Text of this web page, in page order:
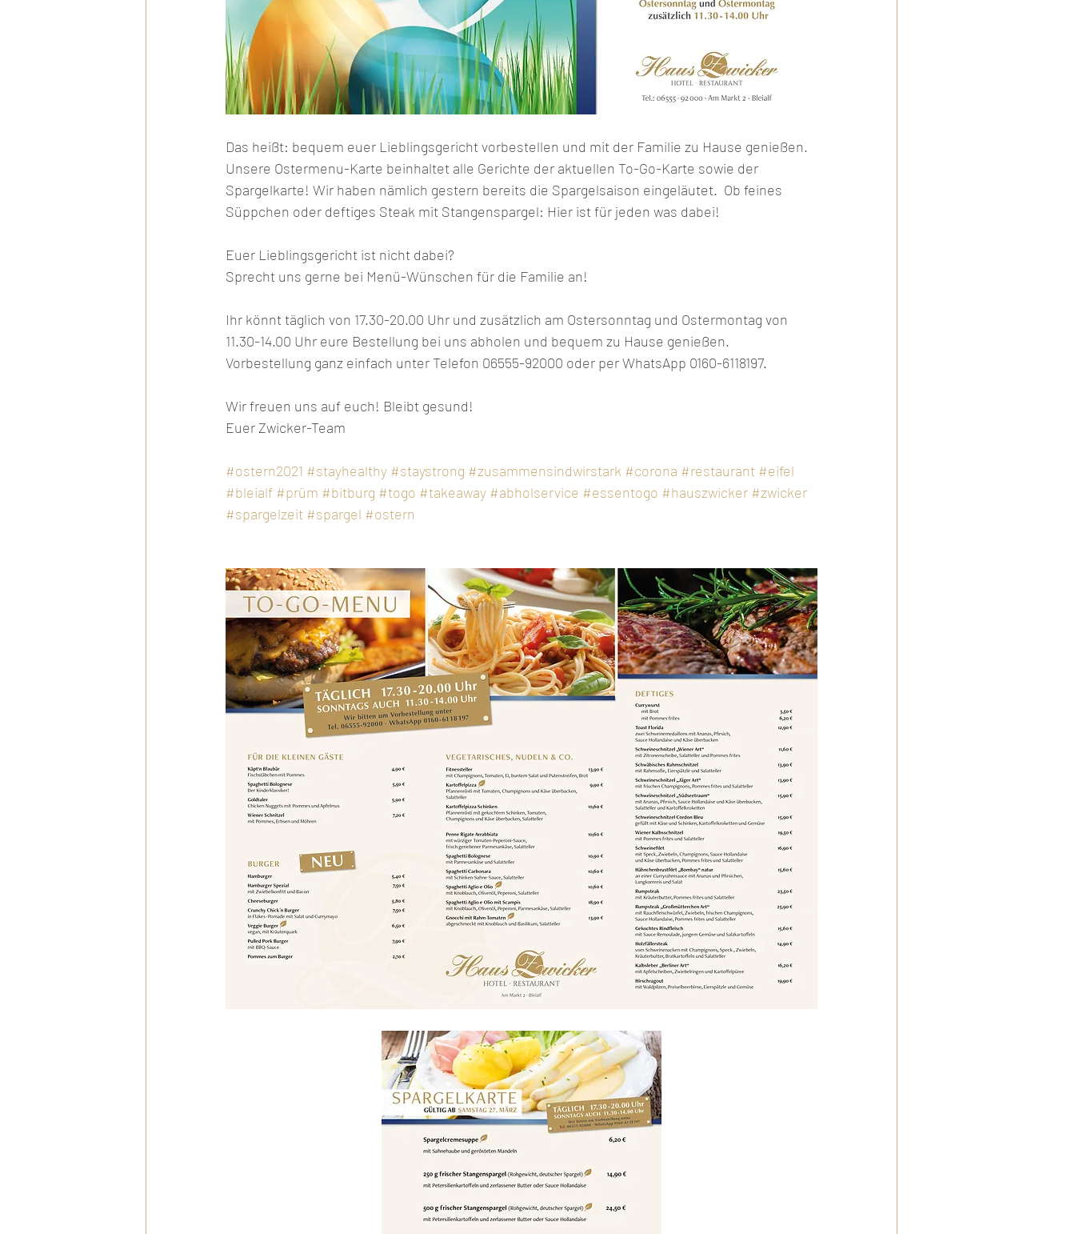
Das heißt: bequem euer Lieblingsgericht vorbestellen und mit der Familie zu Hause genießen.
Unsere Ostermenu-Karte beinhaltet alle Gerichte der aktuellen To-Go-Karte sowie der
Spargelkarte! Wir haben nämlich gestern bereits die Spargelsaison eingeläutet.  Ob feines
Süppchen oder deftiges Steak mit Stangenspargel: Hier ist für jeden was dabei!
Euer Lieblingsgericht ist nicht dabei?
Sprecht uns gerne bei Menü-Wünschen für die Familie an!
Ihr könnt täglich von 17.30-20.00 Uhr und zusätzlich am Ostersonntag und Ostermontag von
11.30-14.00 Uhr eure Bestellung bei uns abholen und bequem zu Hause genießen.
Vorbestellung ganz einfach unter Telefon 06555-92000 oder per WhatsApp 0160-6118197.
Wir freuen uns auf euch! Bleibt gesund!
Euer Zwicker-Team
#ostern2021 #stayhealthy #staystrong #zusammensindwirstark #corona #restaurant #eifel
#bleialf #prüm #bitburg #togo #takeaway #abholservice #essentogo #hauszwicker #zwicker
#spargelzeit #spargel #ostern